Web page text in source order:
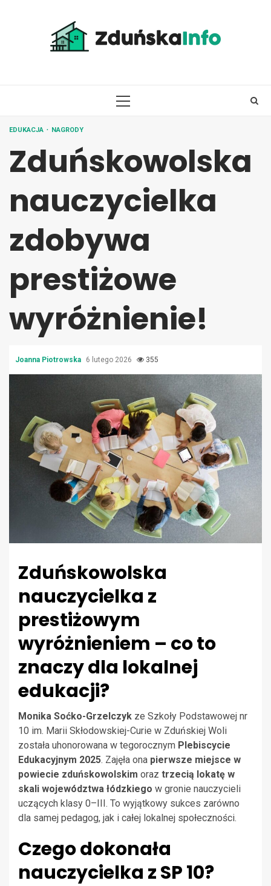
PRIMARY
EDUKACJA NAGRODY
Zduńskowolska
nauczycielka
zdobywa
prestiżowe
wyróżnienie!
Joanna Piotrowska 6 lutego 2026 355
Zduńskowolska
nauczycielka z
prestiżowym
wyróżnieniem – co to
znaczy dla lokalnej
edukacji?
Monika Soćko-Grzelczyk ze Szkoły Podstawowej nr
10 im. Marii Skłodowskiej-Curie w Zduńskiej Woli
została uhonorowana w tegorocznym Plebiscycie
Edukacyjnym 2025. Zajęła ona pierwsze miejsce w
powiecie zduńskowolskim oraz trzecią lokatę w
skali województwa łódzkiego w gronie nauczycieli
uczących klasy 0–III. To wyjątkowy sukces zarówno
dla samej pedagog, jak i całej lokalnej społeczności.
Czego dokonała
nauczycielka z SP 10?